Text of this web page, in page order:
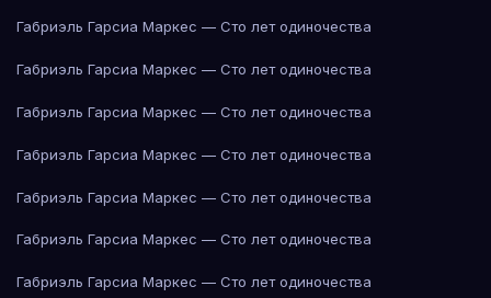
Габриэль Гарсиа Маркес — Сто лет одиночества
Габриэль Гарсиа Маркес — Сто лет одиночества
Габриэль Гарсиа Маркес — Сто лет одиночества
Габриэль Гарсиа Маркес — Сто лет одиночества
Габриэль Гарсиа Маркес — Сто лет одиночества
Габриэль Гарсиа Маркес — Сто лет одиночества
Габриэль Гарсиа Маркес — Сто лет одиночества